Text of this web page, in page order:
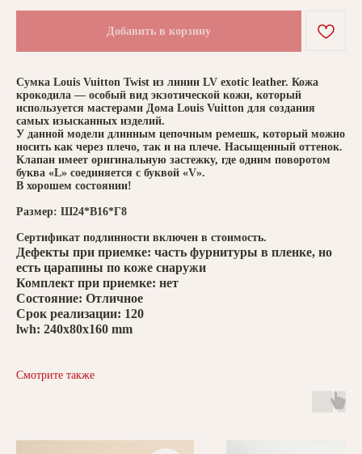
Добавить в корзину
Сумка Louis Vuitton Twist из линии LV exotic leather. Кожа
крокодила — особый вид экзотической кожи, который
используется мастерами Дома Louis Vuitton для создания
самых изысканных изделий.
У данной модели длинным цепочным ремешк, который можно
носить как через плечо, так и на плече. Насыщенный оттенок.
Клапан имеет оригинальную застежку, где одним поворотом
буква «L» соединяется с буквой «V».
В хорошем состоянии!
Размер: Ш24*В16*Г8
Сертификат подлинности включен в стоимость.
Дефекты при приемке: часть фурнитуры в пленке, но
есть царапины по коже снаружи
Комплект при приемке: нет
Состояние: Отличное
Срок реализации: 120
lwh: 240x80x160 mm
Смотрите также